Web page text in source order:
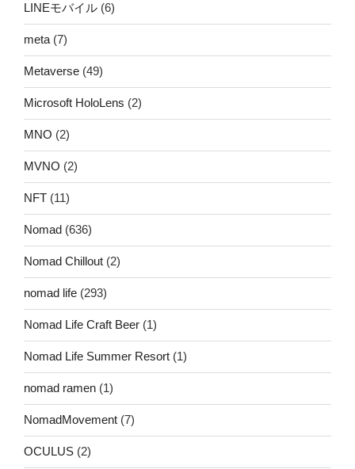
LINEモバイル (6)
meta (7)
Metaverse (49)
Microsoft HoloLens (2)
MNO (2)
MVNO (2)
NFT (11)
Nomad (636)
Nomad Chillout (2)
nomad life (293)
Nomad Life Craft Beer (1)
Nomad Life Summer Resort (1)
nomad ramen (1)
NomadMovement (7)
OCULUS (2)